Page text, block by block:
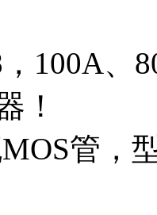
100A、
！
管，